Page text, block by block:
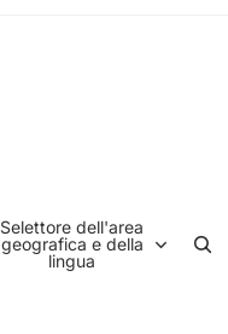
Selettore dell'area
geografica e della
lingua